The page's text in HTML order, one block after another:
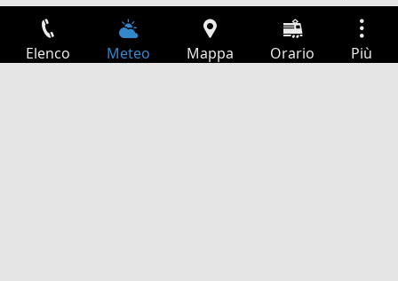
Elenco Meteo Mappa Orario Più